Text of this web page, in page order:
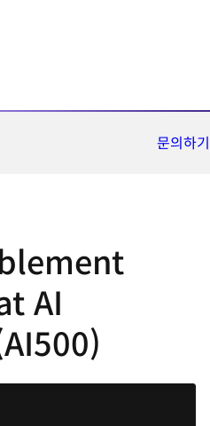
문의하기
AI